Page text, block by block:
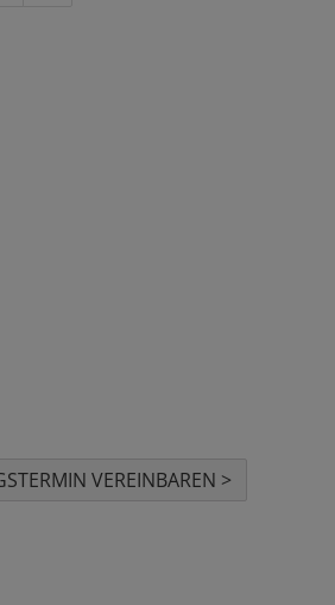
VEREINBAREN >